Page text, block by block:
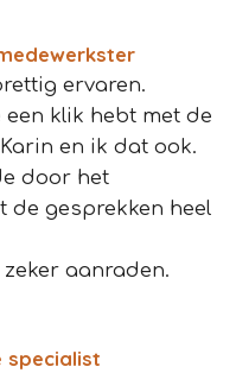
ervaren.
klik hebt met de
en ik dat ook.
door het
de gesprekken heel
aanraden.
specialist